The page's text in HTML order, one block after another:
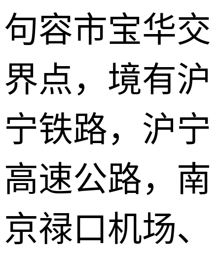
句容市宝华交
界点，境有沪
宁铁路，沪宁
高速公路，南
京禄口机场、